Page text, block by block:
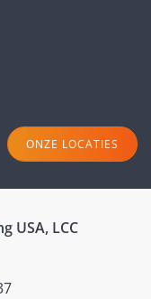
ONZE LOCATIES
USA, LCC